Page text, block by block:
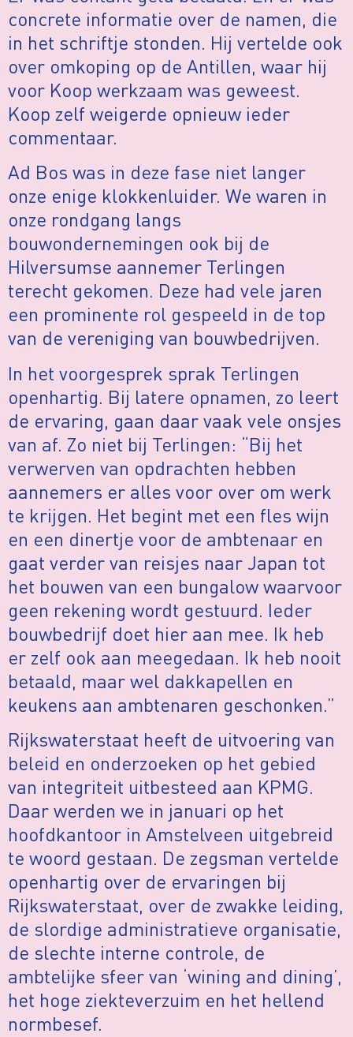
concrete informatie over de namen, die
in het schriftje stonden. Hij vertelde ook
over omkoping op de Antillen, waar hij
voor Koop werkzaam was geweest.
Koop zelf weigerde opnieuw ieder
commentaar.
Ad Bos was in deze fase niet langer
onze enige klokkenluider. We waren in
onze rondgang langs
bouwondernemingen ook bij de
Hilversumse aannemer Terlingen
terecht gekomen. Deze had vele jaren
een prominente rol gespeeld in de top
van de vereniging van bouwbedrijven.
In het voorgesprek sprak Terlingen
openhartig. Bij latere opnamen, zo leert
de ervaring, gaan daar vaak vele onsjes
van af. Zo niet bij Terlingen: “Bij het
verwerven van opdrachten hebben
aannemers er alles voor over om werk
te krijgen. Het begint met een fles wijn
en een dinertje voor de ambtenaar en
gaat verder van reisjes naar Japan tot
het bouwen van een bungalow waarvoor
geen rekening wordt gestuurd. Ieder
bouwbedrijf doet hier aan mee. Ik heb
er zelf ook aan meegedaan. Ik heb nooit
betaald, maar wel dakkapellen en
keukens aan ambtenaren geschonken.”
Rijkswaterstaat heeft de uitvoering van
beleid en onderzoeken op het gebied
van integriteit uitbesteed aan KPMG.
Daar werden we in januari op het
hoofdkantoor in Amstelveen uitgebreid
te woord gestaan. De zegsman vertelde
openhartig over de ervaringen bij
Rijkswaterstaat, over de zwakke leiding,
de slordige administratieve organisatie,
de slechte interne controle, de
ambtelijke sfeer van ‘wining and dining’,
het hoge ziekteverzuim en het hellend
normbesef.